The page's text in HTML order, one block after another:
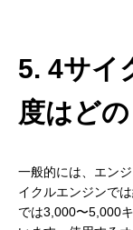
5. 4サイ
度はど
一般的には、エン
イクルエンジンで
では3,000〜5,000